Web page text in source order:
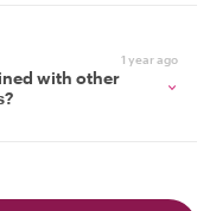
1 year ago
with other